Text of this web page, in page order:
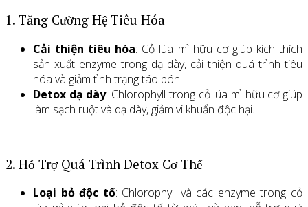
1. Tăng Cường Hệ Tiêu Hóa
Cải thiện tiêu hóa: Cỏ lúa mì hữu cơ giúp kích thích
sản xuất enzyme trong dạ dày, cải thiện quá trình tiêu
hóa và giảm tình trạng táo bón.
Detox dạ dày: Chlorophyll trong cỏ lúa mì hữu cơ giúp
làm sạch ruột và dạ dày, giảm vi khuẩn độc hại.
2. Hỗ Trợ Quá Trình Detox Cơ Thể
Loại bỏ độc tố: Chlorophyll và các enzyme trong cỏ